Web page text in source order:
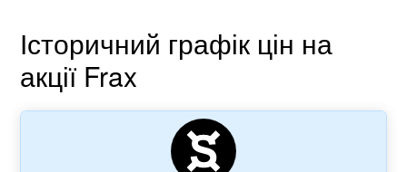
Історичний графік цін на
акції Frax